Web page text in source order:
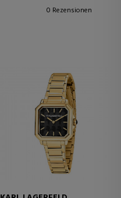
0 Rezensionen